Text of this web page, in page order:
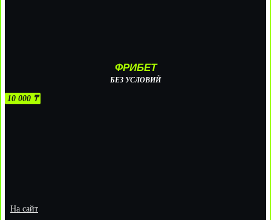
ФРИБЕТ
БЕЗ УСЛОВИЙ
10 000 ₸
На сайт